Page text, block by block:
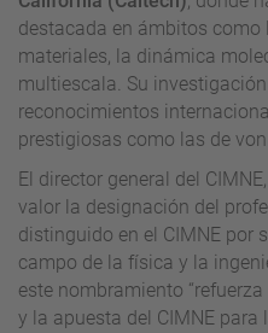
destacada en ámbitos
materiales, la dinámica
multiescala. Su
reconocimientos
prestigiosas como las de
El director general del CIMNE,
valor la designación del
distinguido en el CIMNE por
campo de la física y la
este nombramiento
y la apuesta del CIMNE